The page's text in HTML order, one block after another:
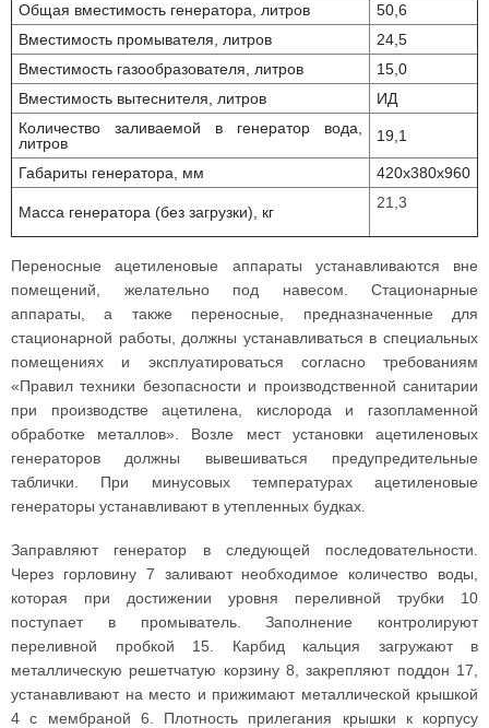
Общая вместимость генератора, литров
50,6
Вместимость промывателя, литров
24,5
Вместимость газообразователя, литров
15,0
Вместимость вытеснителя, литров
ИД
Количество заливаемой в генератор вода,
литров
19,1
Габариты генератора, мм 420x380x960
Масса генератора (без загрузки), кг
21,3
Переносные ацетиленовые аппараты устанавливаются вне
помещений, желательно под навесом. Стационарные
аппараты, а также переносные, предназначенные для
стационарной работы, должны устанавливаться в специальных
помещениях и эксплуатироваться согласно требованиям
«Правил техники безопасности и производственной санитарии
при производстве ацетилена, кислорода и газопламенной
обработке металлов». Возле мест установки ацетиленовых
генераторов должны вывешиваться предупредительные
таблички. При минусовых температурах ацетиленовые
генераторы устанавливают в утепленных будках.
Заправляют генератор в следующей последовательности.
Через горловину 7 заливают необходимое количество воды,
которая при достижении уровня переливной трубки 10
поступает в промыватель. Заполнение контролируют
переливной пробкой 15. Карбид кальция загружают в
металлическую решетчатую корзину 8, закрепляют поддон 17,
устанавливают на место и прижимают металлической крышкой
4 с мембраной 6. Плотность прилегания крышки к корпусу